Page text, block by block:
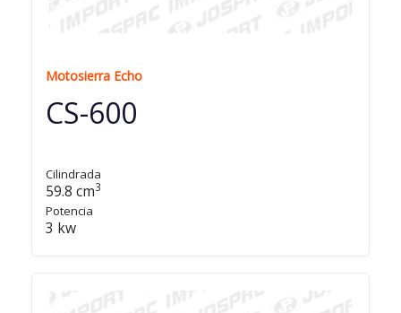
Motosierra Echo
CS-600
Cilindrada
59.8 cm3
Potencia
3 kw